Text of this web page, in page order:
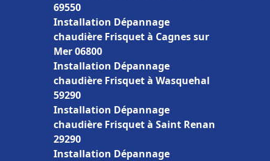
69550
Installation Dépannage
chaudière Frisquet à Cagnes sur
Mer 06800
Installation Dépannage
chaudière Frisquet à Wasquehal
59290
Installation Dépannage
chaudière Frisquet à Saint Renan
29290
Installation Dépannage